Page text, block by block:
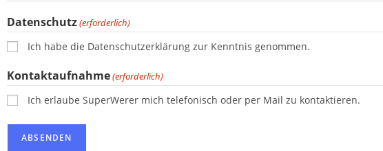
Datenschutz(erforderlich)
Ich habe die Datenschutzerklärung zur Kenntnis genommen.
Kontaktaufnahme(erforderlich)
Ich erlaube SuperWerer mich telefonisch oder per Mail zu kontaktieren.